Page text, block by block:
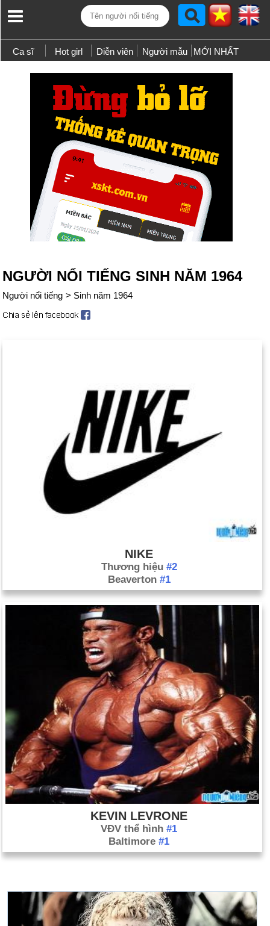
Ca sĩ Hot girl Diễn viên Người mẫu MỚI NHẤT
NGƯỜI NỔI TIẾNG SINH NĂM 1964
Người nổi tiếng > Sinh năm 1964
NIKE
Thương hiệu #2
Beaverton #1
KEVIN LEVRONE
VĐV thể hình #1
Baltimore #1